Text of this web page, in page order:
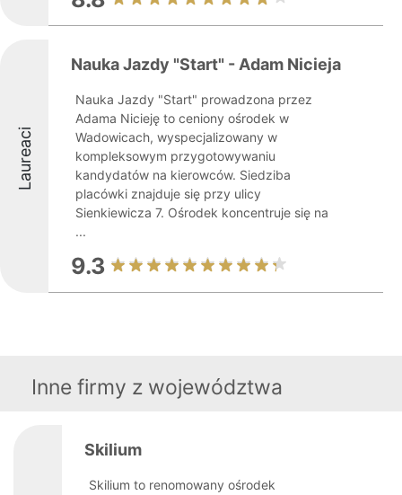
Laureaci
Nauka Jazdy "Start" - Adam Nicieja
Nauka Jazdy "Start" prowadzona przez
Adama Nicieję to ceniony ośrodek w
Wadowicach, wyspecjalizowany w
kompleksowym przygotowywaniu
kandydatów na kierowców. Siedziba
placówki znajduje się przy ulicy
Sienkiewicza 7. Ośrodek koncentruje się na
...
9.3
Inne firmy z województwa
Skilium
Skilium to renomowany ośrodek